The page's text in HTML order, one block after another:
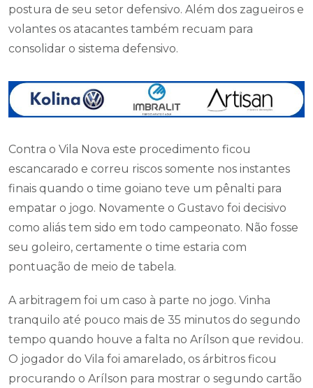
postura de seu setor defensivo. Além dos zagueiros e
volantes os atacantes também recuam para
consolidar o sistema defensivo.
Contra o Vila Nova este procedimento ficou
escancarado e correu riscos somente nos instantes
finais quando o time goiano teve um pênalti para
empatar o jogo. Novamente o Gustavo foi decisivo
como aliás tem sido em todo campeonato. Não fosse
seu goleiro, certamente o time estaria com
pontuação de meio de tabela.
A arbitragem foi um caso à parte no jogo. Vinha
tranquilo até pouco mais de 35 minutos do segundo
tempo quando houve a falta no Arílson que revidou.
O jogador do Vila foi amarelado, os árbitros ficou
procurando o Arílson para mostrar o segundo cartão